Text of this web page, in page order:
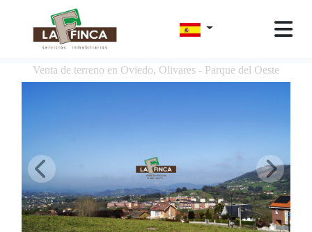
Venta de terreno en Oviedo, Olivares - Parque del Oeste